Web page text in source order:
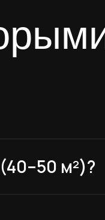
м²)?